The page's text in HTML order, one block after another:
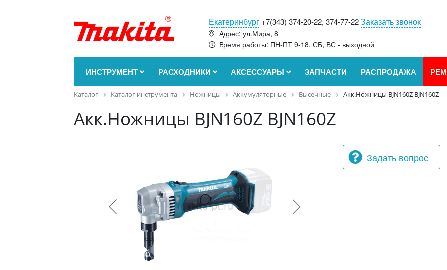
Екатеринбург +7(343) 374-20-22, 374-77-22 Заказать звонок
Адрес: ул.Мира, 8
Время работы: ПН-ПТ 9-18, СБ, ВС - выходной
ИНСТРУМЕНТ РАСХОДНИКИ АКСЕССУАРЫ ЗАПЧАСТИ РАСПРОДАЖА
Каталог Каталог инструмента Ножницы Аккумуляторные Высечные Акк.Ножницы BJN160Z BJN160Z
Акк.Ножницы BJN160Z BJN160Z
Задать вопрос